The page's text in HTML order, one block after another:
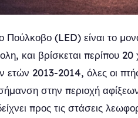
Πούλκοβο (LED) είναι το
και βρίσκεται περίπου 20
ετών 2013-2014, όλες οι
στην περιοχή
προς τις στάσεις